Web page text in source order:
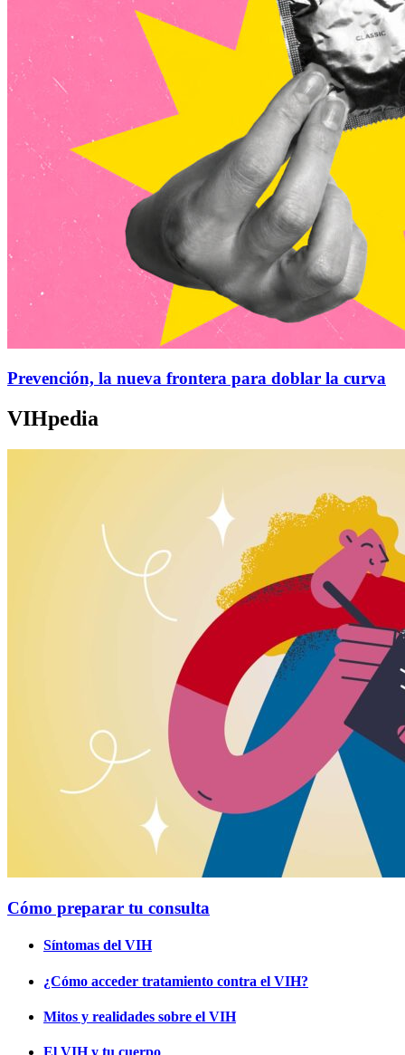
Prevención, la nueva frontera para doblar la curva
VIHpedia
Cómo preparar tu consulta
Síntomas del VIH
¿Cómo acceder tratamiento contra el VIH?
Mitos y realidades sobre el VIH
El VIH y tu cuerpo